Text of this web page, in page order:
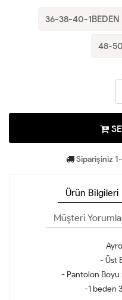
36-38-40-1BEDEN
48-
Siparişiniz
Ürün Bilgileri
Müşteri
- Üst
- Pantolon Boyu
-1 beden